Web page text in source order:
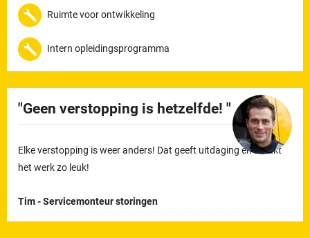
Ruimte voor ontwikkeling
Intern opleidingsprogramma
Geen verstopping is hetzelfde!
Elke verstopping is weer anders! Dat geeft uitdaging en maakt
het werk zo leuk!
Tim - Servicemonteur storingen